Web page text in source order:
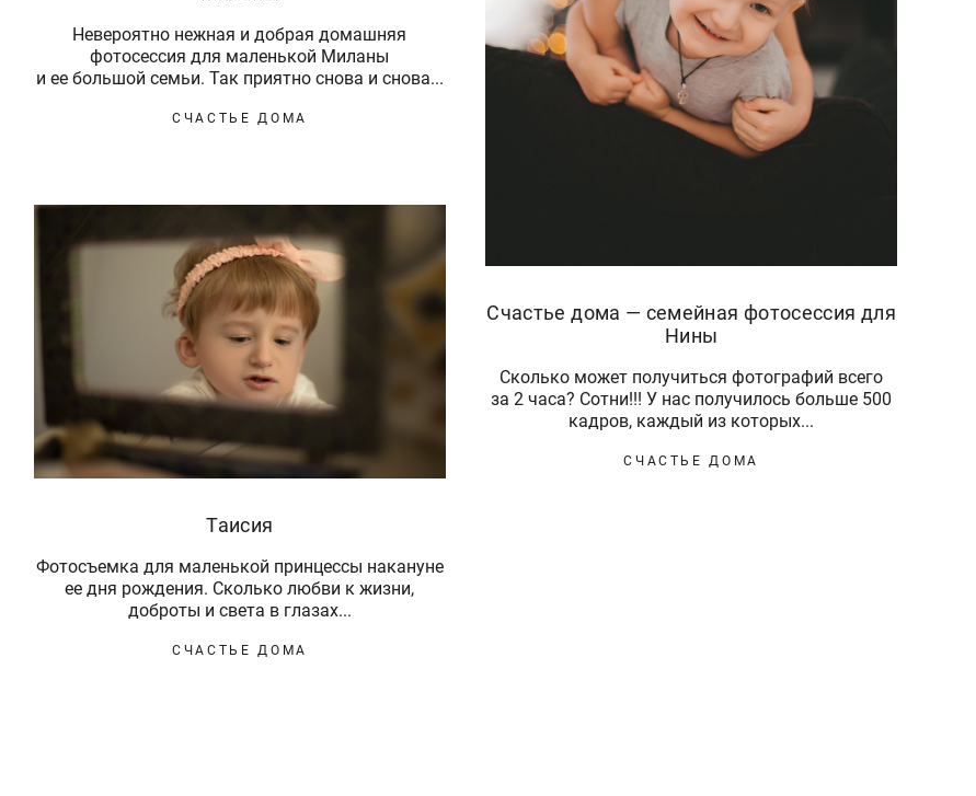
Невероятно нежная и добрая домашняя
фотосессия для маленькой Миланы
и ее большой семьи. Так приятно снова и снова...
СЧАСТЬЕ ДОМА
Счастье дома — семейная фотосессия для
Нины
Сколько может получиться фотографий всего
за 2 часа? Сотни!!! У нас получилось больше 500
кадров, каждый из которых...
СЧАСТЬЕ ДОМА
Таисия
Фотосъемка для маленькой принцессы накануне
ее дня рождения. Сколько любви к жизни,
доброты и света в глазах...
СЧАСТЬЕ ДОМА